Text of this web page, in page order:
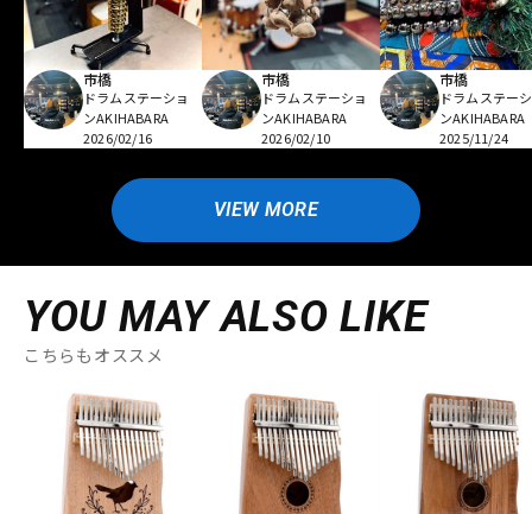
市橋
ドラムステーショ
ンAKIHABARA
2026/02/16
市橋
ドラムステーショ
ンAKIHABARA
2026/02/10
市橋
ドラムステー
ンAKIHABARA
2025/11/24
VIEW MORE
YOU MAY ALSO LIKE
こちらもオススメ